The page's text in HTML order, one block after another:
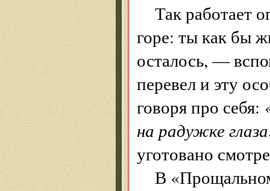
Так работает
горе: ты как бы
осталось, —
перевел и эту
говоря про себя:
на радужке
уготовано
В